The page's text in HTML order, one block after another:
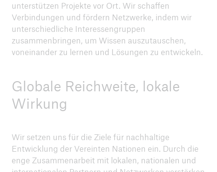
unterstützen Projekte vor Ort. Wir schaffen
Verbindungen und fördern Netzwerke, indem wir
unterschiedliche Interessengruppen
zusammenbringen, um Wissen auszutauschen,
voneinander zu lernen und Lösungen zu entwickeln.
Globale Reichweite, lokale
Wirkung
Wir setzen uns für die Ziele für nachhaltige
Entwicklung der Vereinten Nationen ein. Durch die
enge Zusammenarbeit mit lokalen, nationalen und